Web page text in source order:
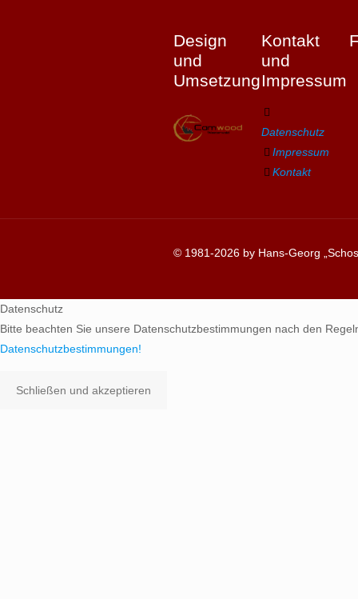
Design
und
Umsetzung
Kontakt
und
Impressum
Datenschutz
Impressum
Kontakt
© 1981-2026 by Hans-Georg
Datenschutz
Bitte beachten Sie unsere Datenschutzbestimmungen nach den
Datenschutzbestimmungen!
Schließen und akzeptieren